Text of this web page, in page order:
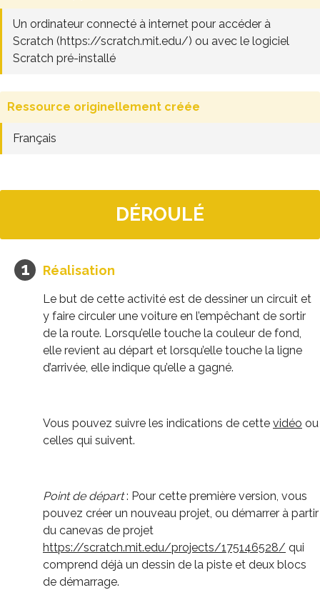
Un ordinateur connecté à internet pour accéder à
Scratch (https://scratch.mit.edu/) ou avec le logiciel
Scratch pré-installé
Ressource originellement créée
Français
DÉROULÉ
Réalisation
Le but de cette activité est de dessiner un circuit et
y faire circuler une voiture en l’empêchant de sortir
de la route. Lorsqu’elle touche la couleur de fond,
elle revient au départ et lorsqu’elle touche la ligne
d’arrivée, elle indique qu’elle a gagné.
Vous pouvez suivre les indications de cette vidéo ou
celles qui suivent.
Point de départ: Pour cette première version, vous
pouvez créer un nouveau projet, ou démarrer à partir
du canevas de projet
https://scratch.mit.edu/projects/175146528/ qui
comprend déjà un dessin de la piste et deux blocs
de démarrage.